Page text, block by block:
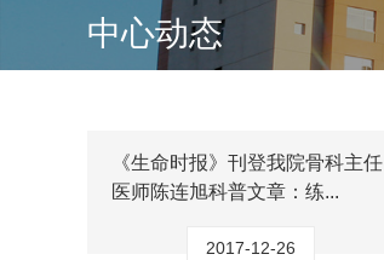
中心动态
《生命时报》刊登我院骨科主任
医师陈连旭科普文章：练...
2017-12-26